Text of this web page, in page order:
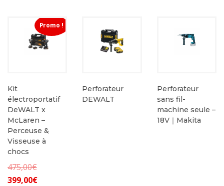
Promo !
Kit
électroportatif
DeWALT x
McLaren –
Perceuse &
Visseuse à
chocs
475,00€
399,00€Le
Perforateur
DEWALT
Perforateur
sans fil-
machine seule –
18V｜Makita